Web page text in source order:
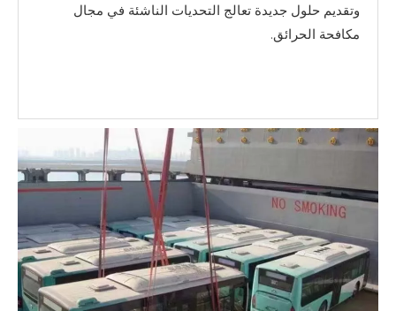
وتقديم حلول جديدة تعالج التحديات الناشئة في مجال
مكافحة الحرائق.